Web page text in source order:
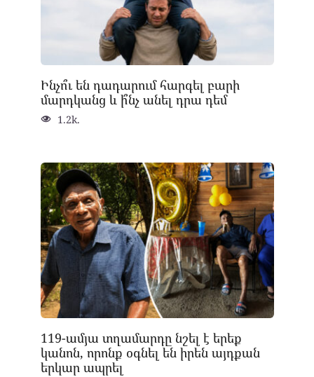
Ինչո՞ւ են դադարում հարգել բարի
մարդկանց և ի՞նչ անել դրա դեմ
1.2k.
119-ամյա տղամարդը նշել է երեք
կանոն, որոնք օգնել են իրեն այդքան
երկար ապրել